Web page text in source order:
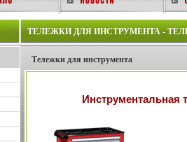
ТЕЛЕЖКИ ДЛЯ ИНСТРУМЕНТА -
Тележки для инструмента
Инструментальная